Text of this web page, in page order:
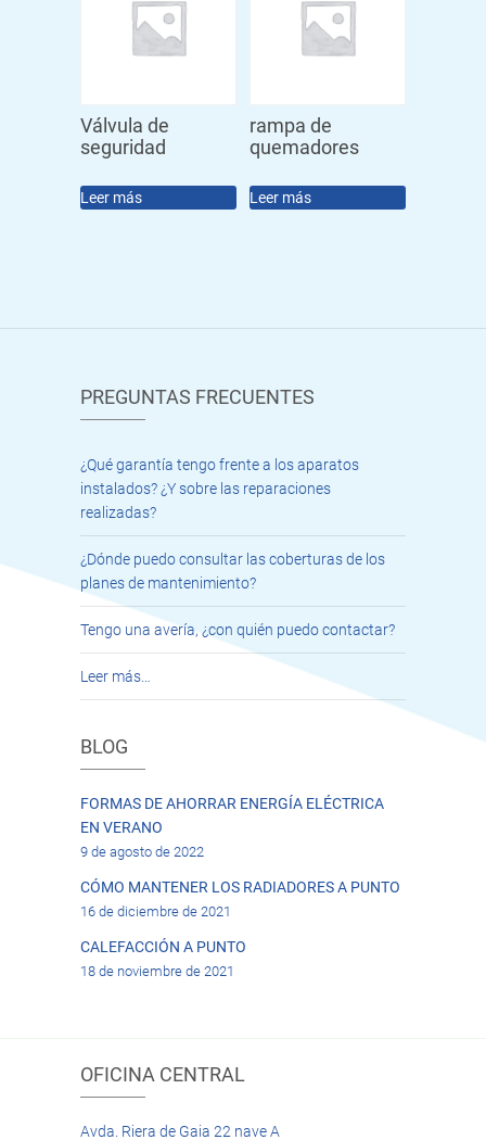
Válvula de
seguridad
Leer más
rampa de
quemadores
Leer más
PREGUNTAS FRECUENTES
¿Qué garantía tengo frente a los aparatos
instalados? ¿Y sobre las reparaciones
realizadas?
¿Dónde puedo consultar las coberturas de los
planes de mantenimiento?
Tengo una avería, ¿con quién puedo contactar?
Leer más…
BLOG
FORMAS DE AHORRAR ENERGÍA ELÉCTRICA
EN VERANO
9 de agosto de 2022
CÓMO MANTENER LOS RADIADORES A PUNTO
16 de diciembre de 2021
CALEFACCIÓN A PUNTO
18 de noviembre de 2021
OFICINA CENTRAL
Avda. Riera de Gaia 22 nave A